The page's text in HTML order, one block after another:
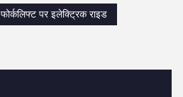
फोर्कलिफ्ट पर इलेक्ट्रिक राइड